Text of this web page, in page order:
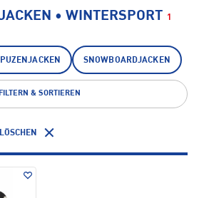
• WINTERSPORT 1
SNOWBOARDJACKEN
FILTERN & SORTIEREN